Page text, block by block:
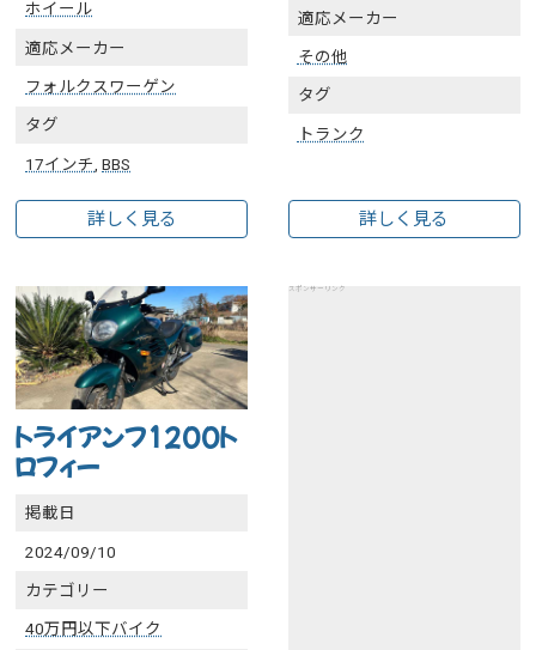
ホイール
適応メーカー
フォルクスワーゲン
タグ
17インチ ,BBS
詳しく見る
適応メーカー
その他
タグ
トランク
詳しく見る
トライアンフ1200ト
ロフィー
掲載日
2024/09/10
カテゴリー
40万円以下バイク
スポンサーリンク